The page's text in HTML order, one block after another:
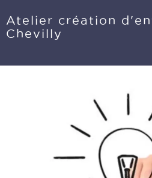
Atelier création
Chevilly